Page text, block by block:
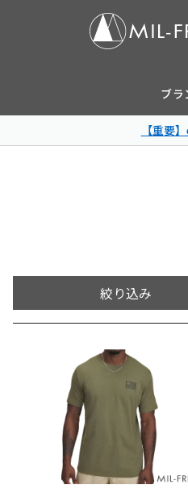
ブラ
【重要
絞り込み